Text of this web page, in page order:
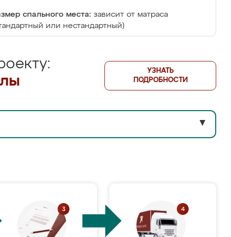
спального места: зависит от матраса
или нестандартный)
УЗНАТЬ
ПОДРОБНОСТИ
▼